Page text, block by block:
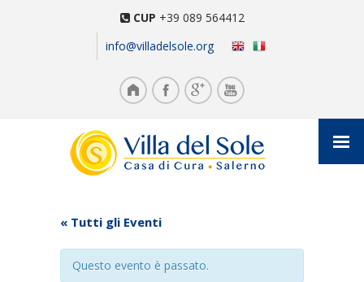
CUP +39 089 564412
info@villadelsole.org
« Tutti gli Eventi
Questo evento è passato.